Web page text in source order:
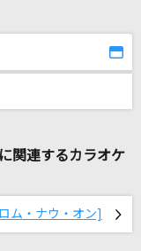
関連するカラオケ
・ナウ・オン]